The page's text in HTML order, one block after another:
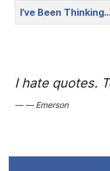
I’ve Been
I hate quotes.
Emerson